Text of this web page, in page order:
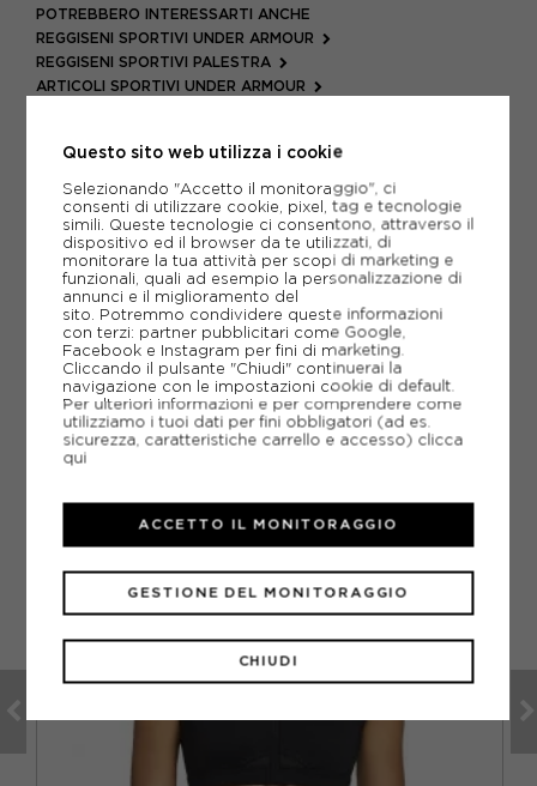
POTREBBERO INTERESSARTI ANCHE
REGGISENI SPORTIVI UNDER ARMOUR
REGGISENI SPORTIVI PALESTRA
ARTICOLI SPORTIVI UNDER ARMOUR
PIÙ INFORMAZIONI
SCHEDA TECNICA
GUIDA ALLE TAGLIE
CONSIGLIATI DA NOI
Questo sito web utilizza i cookie
Selezionando "Accetto il monitoraggio", ci
consenti di utilizzare cookie, pixel, tag e tecnologie
simili. Queste tecnologie ci consentono, attraverso il
dispositivo ed il browser da te utilizzati, di
monitorare la tua attività per scopi di marketing e
funzionali, quali ad esempio la personalizzazione di
annunci e il miglioramento del
sito. Potremmo condividere queste informazioni
con terzi: partner pubblicitari come Google,
Facebook e Instagram per fini di marketing.
Cliccando il pulsante "Chiudi" continuerai la
navigazione con le impostazioni cookie di default.
Per ulteriori informazioni e per comprendere come
utilizziamo i tuoi dati per fini obbligatori (ad es.
sicurezza, caratteristiche carrello e accesso) clicca
qui
CHIUDI
GESTIONE DEL MONITORAGGIO
ACCETTO IL MONITORAGGIO